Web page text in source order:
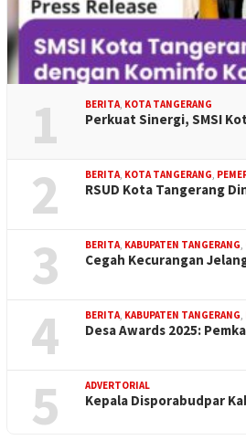
1 BERITA KOTA TANGERANG
Perkuat Sinergi, SMSI
2 BERITA KOTA TANGERANG
RSUD Kota Tangerang
3 BERITA KABUPATEN TANGERANG
Cegah Kecurangan
4 BERITA KABUPATEN TANGERANG
Desa Awards 2025:
5 ADVERTORIAL
Kepala Disporabudpar